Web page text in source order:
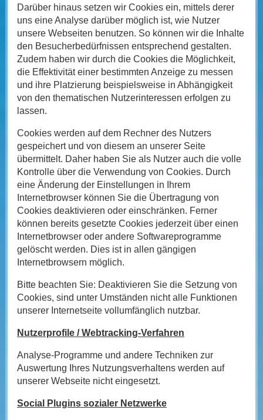
Darüber hinaus setzen wir Cookies ein, mittels derer
uns eine Analyse darüber möglich ist, wie Nutzer
unsere Webseiten benutzen. So können wir die Inhalte
den Besucherbedürfnissen entsprechend gestalten.
Zudem haben wir durch die Cookies die Möglichkeit,
die Effektivität einer bestimmten Anzeige zu messen
und ihre Platzierung beispielsweise in Abhängigkeit
von den thematischen Nutzerinteressen erfolgen zu
lassen.
Cookies werden auf dem Rechner des Nutzers
gespeichert und von diesem an unserer Seite
übermittelt. Daher haben Sie als Nutzer auch die volle
Kontrolle über die Verwendung von Cookies. Durch
eine Änderung der Einstellungen in Ihrem
Internetbrowser können Sie die Übertragung von
Cookies deaktivieren oder einschränken. Ferner
können bereits gesetzte Cookies jederzeit über einen
Internetbrowser oder andere Softwareprogramme
gelöscht werden. Dies ist in allen gängigen
Internetbrowsern möglich.
Bitte beachten Sie: Deaktivieren Sie die Setzung von
Cookies, sind unter Umständen nicht alle Funktionen
unserer Internetseite vollumfänglich nutzbar.
Nutzerprofile / Webtracking-Verfahren
Analyse-Programme und andere Techniken zur
Auswertung Ihres Nutzungsverhaltens werden auf
unserer Webseite nicht eingesetzt.
Social Plugins sozialer Netzwerke